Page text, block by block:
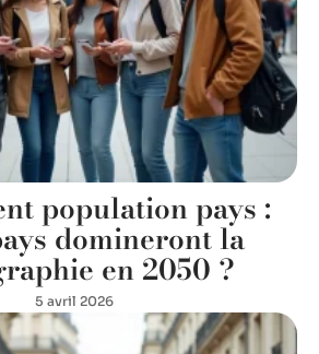
population pays :
domineront la
en 2050 ?
5 avril 2026